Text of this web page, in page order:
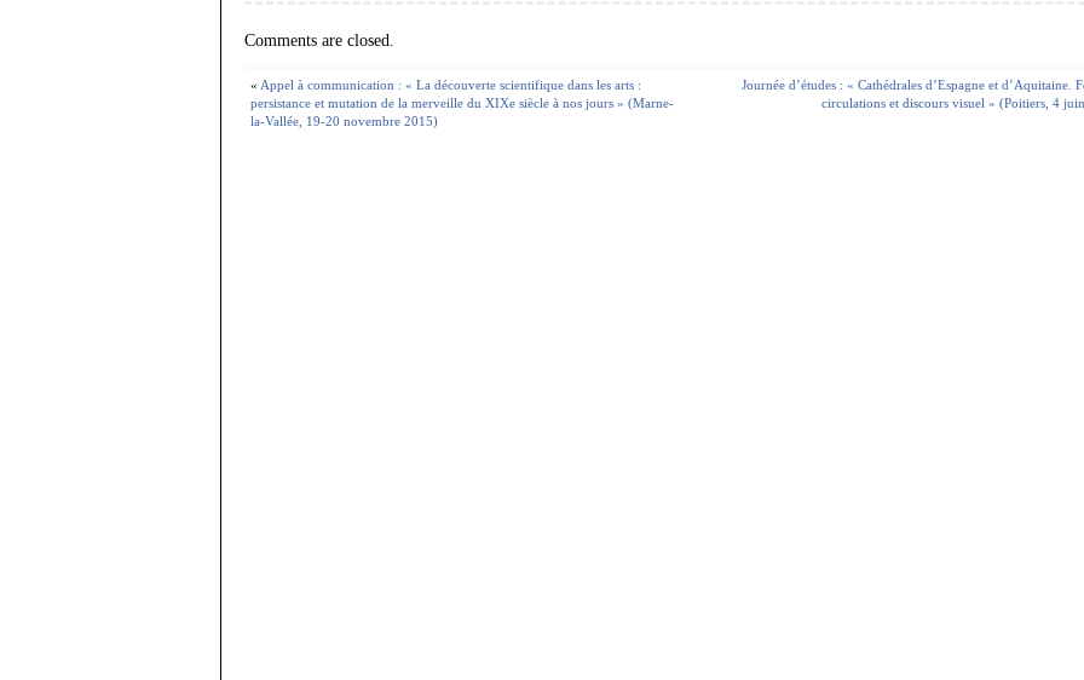
Comments are closed.
« Appel à communication : « La découverte scientifique dans les arts :
persistance et mutation de la merveille du XIXe siècle à nos jours » (Marne-
la-Vallée, 19-20 novembre 2015)
Journée d’études : « Cathédrales d’Espagne et d’Aquitaine.
circulations et discours visuel » (Poitiers, 4